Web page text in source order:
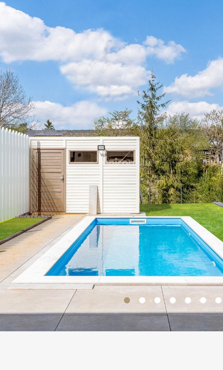
Au deuxième étage
avec salle de bain
Cette maison
modernes et haut de
Matériaux nobles, sol
les chambres ainsi
Pour un confort
équipements suivants
double flux,
récupération d'eau
1er étage.
Une piscine chauffée
retrouver dans le
La maison dispose
est à disposition
Pour plus
contacter au +352 26 54